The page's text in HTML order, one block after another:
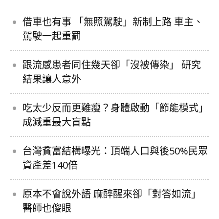
借車也有事 「無照駕駛」新制上路 車主、
駕駛一起重罰
跟流感患者同住幾天卻「沒被傳染」 研究
結果讓人意外
吃太少反而更難瘦？身體啟動「節能模式」
成減重最大盲點
台灣貧富結構曝光：頂端人口與後50%民眾
資產差140倍
原本不會說外語 麻醉醒來卻「對答如流」
醫師也傻眼